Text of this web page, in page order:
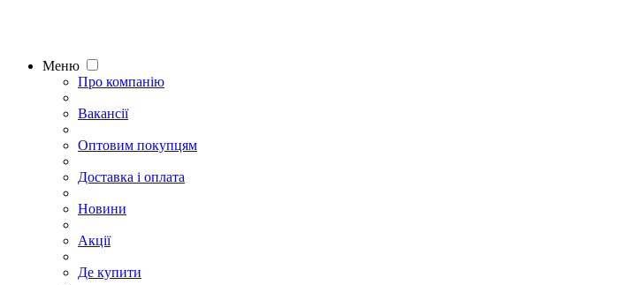
Меню
Про компанію
Вакансії
Оптовим покупцям
Доставка і оплата
Новини
Акції
Де купити